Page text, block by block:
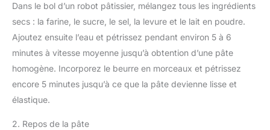
Dans le bol d’un robot pâtissier, mélangez tous les ingrédients
secs : la farine, le sucre, le sel, la levure et le lait en poudre.
Ajoutez ensuite l’eau et pétrissez pendant environ 5 à 6
minutes à vitesse moyenne jusqu’à obtention d’une pâte
homogène. Incorporez le beurre en morceaux et pétrissez
encore 5 minutes jusqu’à ce que la pâte devienne lisse et
élastique.
2. Repos de la pâte